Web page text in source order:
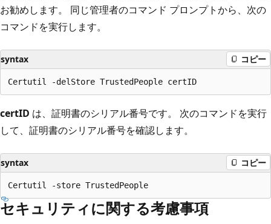
お勧めします。 同じ管理者のコマンド プロンプトから、次の
コマンドを実行します。
syntax コピー
certID は、証明書のシリアル番号です。 次のコマンドを実行
して、証明書のシリアル番号を確認します。
syntax コピー
セキュリティに関する考慮事項